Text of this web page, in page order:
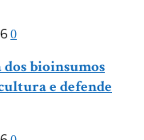
0
bioinsumos
e defende